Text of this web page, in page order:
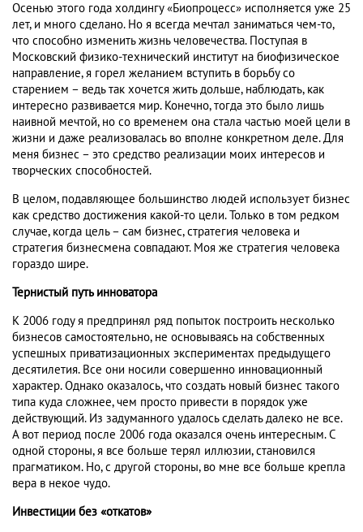
Осенью этого года холдингу «Биопроцесс» исполняется уже 25
лет, и много сделано. Но я всегда мечтал заниматься чем-то,
что способно изменить жизнь человечества. Поступая в
Московский физико-технический институт на биофизическое
направление, я горел желанием вступить в борьбу со
старением – ведь так хочется жить дольше, наблюдать, как
интересно развивается мир. Конечно, тогда это было лишь
наивной мечтой, но со временем она стала частью моей цели в
жизни и даже реализовалась во вполне конкретном деле. Для
меня бизнес – это средство реализации моих интересов и
творческих способностей.
В целом, подавляющее большинство людей использует бизнес
как средство достижения какой-то цели. Только в том редком
случае, когда цель – сам бизнес, стратегия человека и
стратегия бизнесмена совпадают. Моя же стратегия человека
гораздо шире.
Тернистый путь инноватора
К 2006 году я предпринял ряд попыток построить несколько
бизнесов самостоятельно, не основываясь на собственных
успешных приватизационных экспериментах предыдущего
десятилетия. Все они носили совершенно инновационный
характер. Однако оказалось, что создать новый бизнес такого
типа куда сложнее, чем просто привести в порядок уже
действующий. Из задуманного удалось сделать далеко не все.
А вот период после 2006 года оказался очень интересным. С
одной стороны, я все больше терял иллюзии, становился
прагматиком. Но, с другой стороны, во мне все больше крепла
вера в некое чудо.
Инвестиции без «откатов»